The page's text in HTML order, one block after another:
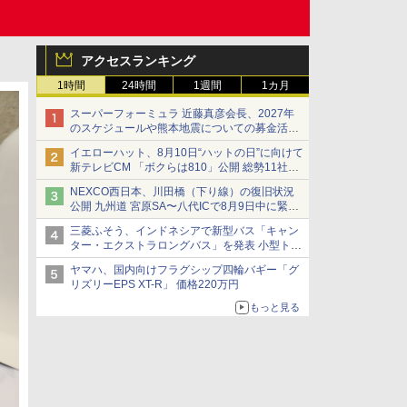
アクセスランキング
1時間 24時間 1週間 1カ月
スーパーフォーミュラ 近藤真彦会長、2027年
のスケジュールや熊本地震についての募金活動
を紹介
イエローハット、8月10日“ハットの日”に向けて
新テレビCM 「ボクらは810」公開 総勢11社
107名が参画
NEXCO西日本、川田橋（下り線）の復旧状況
公開 九州道 宮原SA〜八代ICで8月9日中に緊急
車両を通行可能に
三菱ふそう、インドネシアで新型バス「キャン
ター・エクストラロングバス」を発表 小型トラ
ックベースの観光・旅客輸送向けバス
ヤマハ、国内向けフラグシップ四輪バギー「グ
リズリーEPS XT-R」 価格220万円
もっと見る